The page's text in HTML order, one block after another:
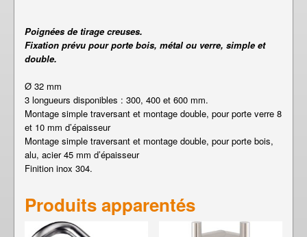
Poignées de tirage creuses.
Fixation prévu pour porte bois, métal ou verre, simple et
double.
Ø 32 mm
3 longueurs disponibles : 300, 400 et 600 mm.
Montage simple traversant et montage double, pour porte verre 8
et 10 mm d’épaisseur
Montage simple traversant et montage double, pour porte bois,
alu, acier 45 mm d’épaisseur
Finition inox 304.
Produits apparentés